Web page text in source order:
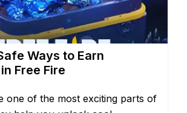
Ways to Earn
Free Fire
one of the most exciting parts of